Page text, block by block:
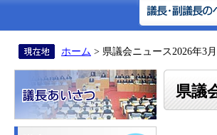
ホーム > 県議会ニュース2026年3
県議